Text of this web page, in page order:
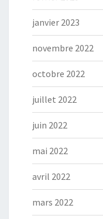
janvier 2023
novembre 2022
octobre 2022
juillet 2022
juin 2022
mai 2022
avril 2022
mars 2022